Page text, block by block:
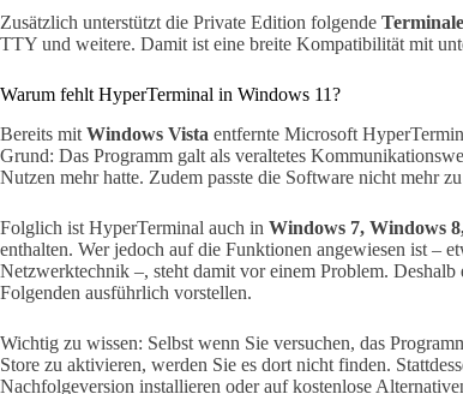
Zusätzlich unterstützt die Private Edition folgende
TTY und weitere. Damit ist eine breite Kompatibilität mit
Warum fehlt HyperTerminal in Windows 11?
Bereits mit Windows Vista entfernte Microsoft
Grund: Das Programm galt als veraltetes
Nutzen mehr hatte. Zudem passte die Software nicht mehr
Folglich ist HyperTerminal auch in Windows 7, Windows
enthalten. Wer jedoch auf die Funktionen angewiesen ist –
Netzwerktechnik –, steht damit vor einem Problem.
Folgenden ausführlich vorstellen.
Wichtig zu wissen: Selbst wenn Sie versuchen, das
Store zu aktivieren, werden Sie es dort nicht finden.
Nachfolgeversion installieren oder auf kostenlose